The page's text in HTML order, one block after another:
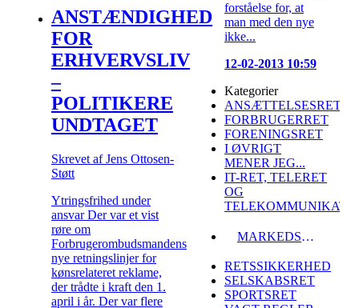
ANSTÆNDIGHED
FOR
ERHVERVSLIV
–
POLITIKERE
UNDTAGET
Skrevet af Jens Ottosen-
Støtt
Ytringsfrihed under
ansvar Der var et vist
røre om
Forbrugerombudsmandens
nye retningslinjer for
kønsrelateret reklame,
der trådte i kraft den 1.
april i år. Der var flere
forståelse for, at
man med den nye
ikke...
12-02-2013 10:59
Kategorier
ANSÆTTELSESRET
FORBRUGERRET
FORENINGSRET
I ØVRIGT
MENER JEG...
IT-RET, TELERET
OG
MARKEDSFØRINGSRET
RETSSIKKERHED
SELSKABSRET
SPORTSRET